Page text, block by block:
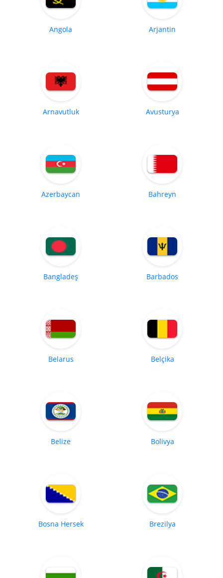
Angola Arjantin
Arnavutluk Avusturya
Azerbaycan Bahreyn
Bangladeş Barbados
Belarus Belçika
Belize Bolivya
Bosna Hersek Brezilya